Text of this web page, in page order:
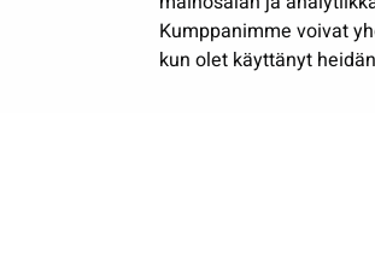
Kumppanimme voivat
kun olet käyttänyt